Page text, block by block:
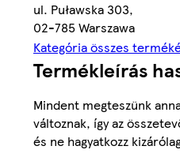
ul. Puławska 303,
02-785 Warszawa
Kategória összes
Termékleírás
Mindent megteszünk
változnak, így az
és ne hagyatkozz